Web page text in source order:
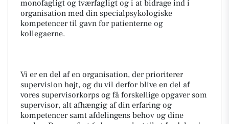
monofagligt og tværfagligt og i at bidrage ind i
organisation med din specialpsykologiske
kompetencer til gavn for patienterne og
kollegaerne.
Vi er en del af en organisation, der prioriterer
supervision højt, og du vil derfor blive en del af
vores supervisorkorps og få forskellige opgaver som
supervisor, alt afhængig af din erfaring og
kompetencer samt afdelingens behov og dine